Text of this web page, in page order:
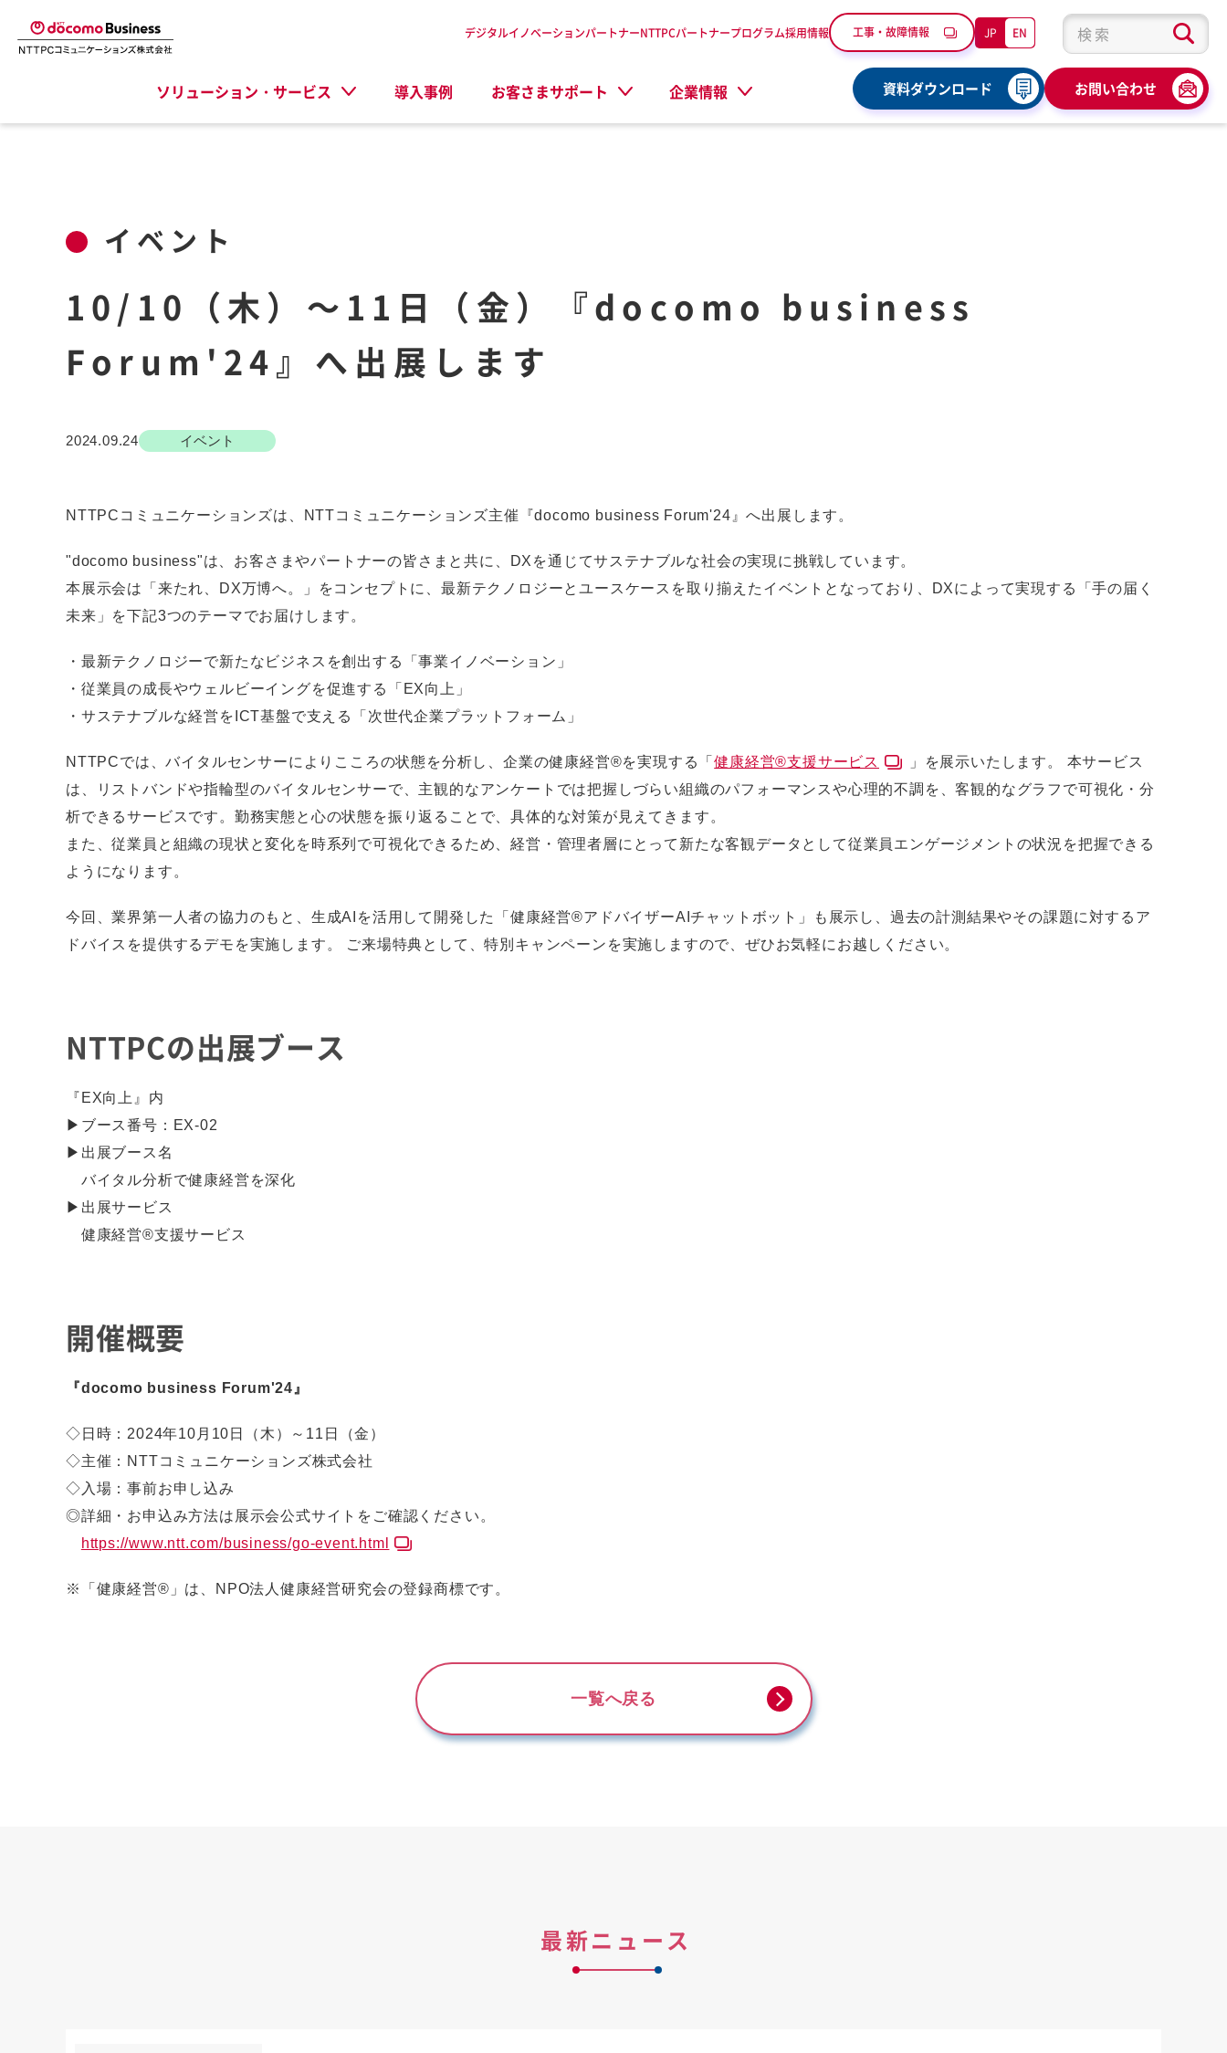
検索キーワード入力
ソリューション・サービス 導入事例 お客さまサポート 企業情報
デジタルイノベーションパートナーNTTPCパートナープログラム採用情報 工事・故障情報 JP EN
資料ダウンロード お問い合わせ
イベント
10/10（木）～11日（金）『docomo business
Forum'24』へ出展します
2024.09.24 イベント
NTTPCコミュニケーションズは、NTTコミュニケーションズ主催『docomo business Forum'24』へ出展します。
"docomo business"は、お客さまやパートナーの皆さまと共に、DXを通じてサステナブルな社会の実現に挑戦しています。
本展示会は「来たれ、DX万博へ。」をコンセプトに、最新テクノロジーとユースケースを取り揃えたイベントとなっており、DXによって実現する「手の届く
未来」を下記3つのテーマでお届けします。
・最新テクノロジーで新たなビジネスを創出する「事業イノベーション」
・従業員の成長やウェルビーイングを促進する「EX向上」
・サステナブルな経営をICT基盤で支える「次世代企業プラットフォーム」
NTTPCでは、バイタルセンサーによりこころの状態を分析し、企業の健康経営®を実現する「健康経営®支援サービス
」を展示いたします。 本サービス
は、リストバンドや指輪型のバイタルセンサーで、主観的なアンケートでは把握しづらい組織のパフォーマンスや心理的不調を、客観的なグラフで可視化・分
析できるサービスです。勤務実態と心の状態を振り返ることで、具体的な対策が見えてきます。
また、従業員と組織の現状と変化を時系列で可視化できるため、経営・管理者層にとって新たな客観データとして従業員エンゲージメントの状況を把握できる
ようになります。
今回、業界第一人者の協力のもと、生成AIを活用して開発した「健康経営®アドバイザーAIチャットボット」も展示し、過去の計測結果やその課題に対するア
ドバイスを提供するデモを実施します。 ご来場特典として、特別キャンペーンを実施しますので、ぜひお気軽にお越しください。
NTTPCの出展ブース
『EX向上』内
▶ブース番号：EX-02
▶出展ブース名
バイタル分析で健康経営を深化
▶出展サービス
健康経営®支援サービス
開催概要
『docomo business Forum'24』
◇日時：2024年10月10日（木）～11日（金）
◇主催：NTTコミュニケーションズ株式会社
◇入場：事前お申し込み
◎詳細・お申込み方法は展示会公式サイトをご確認ください。
https://www.ntt.com/business/go-event.html
※「健康経営®」は、NPO法人健康経営研究会の登録商標です。
一覧へ戻る
最新ニュース